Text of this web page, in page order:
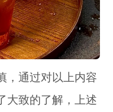
通过对以上内容
大致的了解，上述